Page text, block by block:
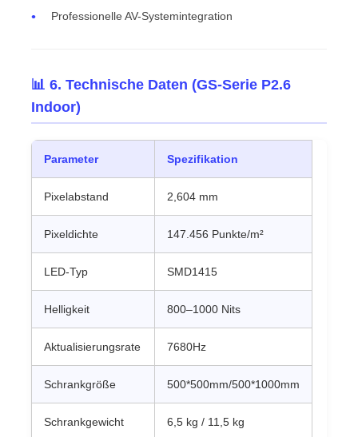
Professionelle AV-Systemintegration
📊 6. Technische Daten (GS-Serie P2.6
Indoor)
Parameter Spezifikation
Pixelabstand 2,604 mm
Pixeldichte 147.456 Punkte/m²
LED-Typ SMD1415
Helligkeit 800–1000 Nits
Aktualisierungsrate 7680Hz
Schrankgröße 500*500mm/500*1000mm
Schrankgewicht 6,5 kg / 11,5 kg